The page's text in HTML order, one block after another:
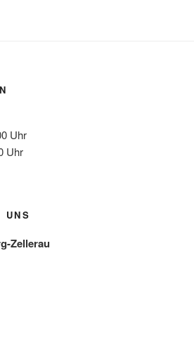
Uhr
Uhr
UNS
Zellerau